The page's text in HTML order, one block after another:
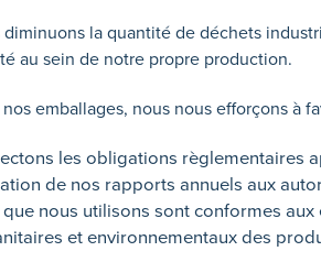
diminuons la quantité de déchets
au sein de notre propre production.
nos emballages, nous nous efforçons à
les obligations règlementaires
de nos rapports annuels aux
nous utilisons sont conformes
et environnementaux des